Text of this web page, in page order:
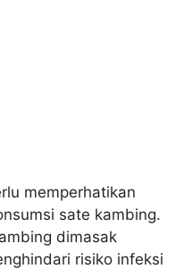
memperhatikan
sate kambing.
dimasak
risiko infeksi